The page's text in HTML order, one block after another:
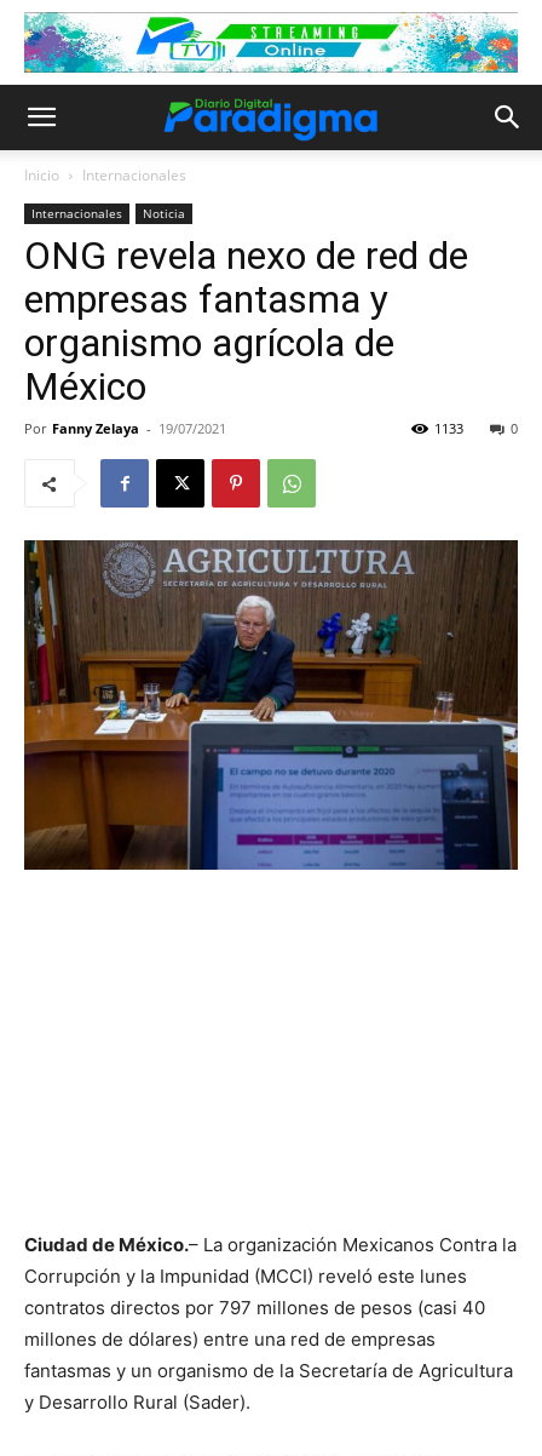
Inicio Internacionales
Internacionales Noticia
ONG revela nexo de red de
empresas fantasma y
organismo agrícola de
México
Por Fanny Zelaya - 19/07/2021 0
1133
Ciudad de México.– La organización Mexicanos Contra la
Corrupción y la Impunidad (MCCI) reveló este lunes
contratos directos por 797 millones de pesos (casi 40
millones de dólares) entre una red de empresas
fantasmas y un organismo de la Secretaría de Agricultura
y Desarrollo Rural (Sader).